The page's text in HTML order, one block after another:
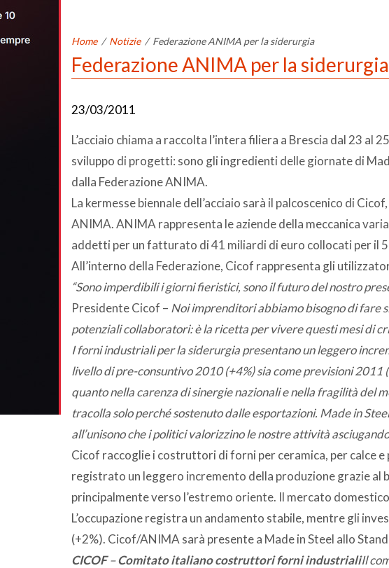
Home / Notizie / Federazione ANIMA per la siderurgia
Federazione ANIMA per la siderurgia
23/03/2011
L’acciaio chiama a raccolta l’intera filiera a Brescia dal 23 al
sviluppo di progetti: sono gli ingredienti delle giornate di
dalla Federazione ANIMA.
La kermesse biennale dell’acciaio sarà il palcoscenico di
ANIMA. ANIMA rappresenta le aziende della meccanica
addetti per un fatturato di 41 miliardi di euro collocati per il
All’interno della Federazione, Cicof rappresenta gli
“Sono imperdibili i giorni fieristici, sono il futuro del nostro
Presidente Cicof – Noi imprenditori abbiamo bisogno di fare
potenziali collaboratori: è la ricetta per vivere questi mesi di
I forni industriali per la siderurgia presentano un leggero
livello di pre-consuntivo 2010 (+4%) sia come previsioni 2011
quanto nella carenza di sinergie nazionali e nella fragilità del
tracolla solo perché sostenuto dalle esportazioni. Made in
all’unisono che i politici valorizzino le nostre attività
Cicof raccoglie i costruttori di forni per ceramica, per calce
registrato un leggero incremento della produzione grazie al
principalmente verso l’estremo oriente. Il mercato
L’occupazione registra un andamento stabile, mentre gli
(+2%). Cicof/ANIMA sarà presente a Made in Steel allo
CICOF–Comitato italiano costruttori forni industrialiIl